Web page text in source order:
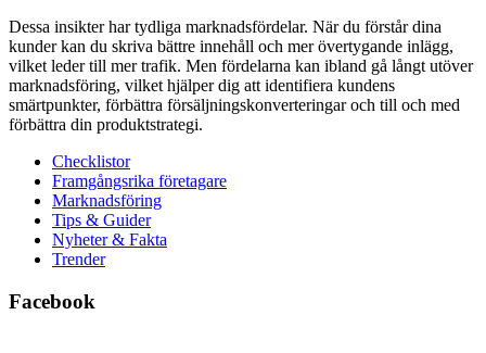
Dessa insikter har tydliga marknadsfördelar. När du förstår dina
kunder kan du skriva bättre innehåll och mer övertygande inlägg,
vilket leder till mer trafik. Men fördelarna kan ibland gå långt utöver
marknadsföring, vilket hjälper dig att identifiera kundens
smärtpunkter, förbättra försäljningskonverteringar och till och med
förbättra din produktstrategi.
Checklistor
Framgångsrika företagare
Marknadsföring
Tips & Guider
Nyheter & Fakta
Trender
Facebook